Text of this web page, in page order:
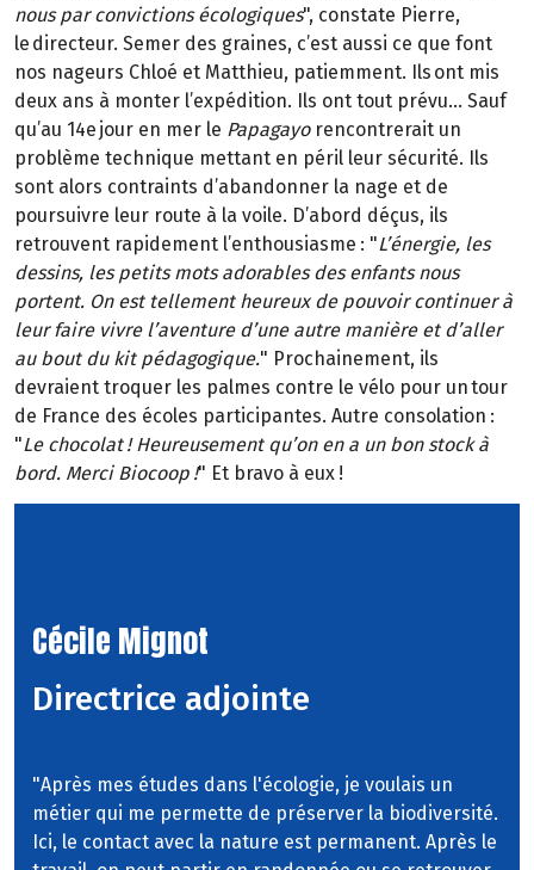
nous par convictions écologiques", constate Pierre,
le directeur. Semer des graines, c’est aussi ce que font
nos nageurs Chloé et Matthieu, patiemment. Ils ont mis
deux ans à monter l’expédition. Ils ont tout prévu… Sauf
qu’au 14e jour en mer le Papagayo rencontrerait un
problème technique mettant en péril leur sécurité. Ils
sont alors contraints d’abandonner la nage et de
poursuivre leur route à la voile. D’abord déçus, ils
retrouvent rapidement l’enthousiasme : "L’énergie, les
dessins, les petits mots adorables des enfants nous
portent. On est tellement heureux de pouvoir continuer à
leur faire vivre l’aventure d’une autre manière et d’aller
au bout du kit pédagogique." Prochainement, ils
devraient troquer les palmes contre le vélo pour un tour
de France des écoles participantes. Autre consolation :
"Le chocolat ! Heureusement qu’on en a un bon stock à
bord. Merci Biocoop !" Et bravo à eux !
Cécile Mignot
Directrice adjointe
"Après mes études dans l'écologie, je voulais un
métier qui me permette de préserver la biodiversité.
Ici, le contact avec la nature est permanent. Après le